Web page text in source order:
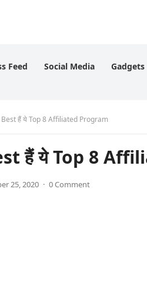
Feed Social Media Gadgets
Best हैं ये Top 8 Affiliated Program
हैं ये Top 8
25, 2020 · 0 Comment